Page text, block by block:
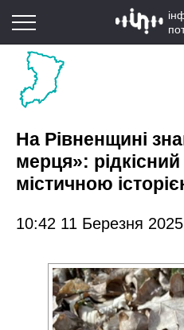
На Рівненщині
мерця»: рідкісний
містичною
10:42 11 Березня 2025